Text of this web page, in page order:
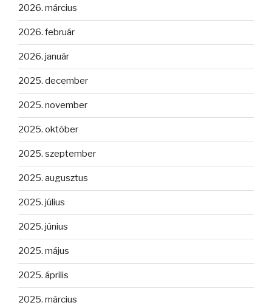
2026. március
2026. február
2026. január
2025. december
2025. november
2025. október
2025. szeptember
2025. augusztus
2025. július
2025. június
2025. május
2025. április
2025. március